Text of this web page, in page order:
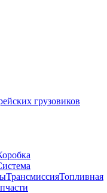
грузовиков
ТрансмиссияТопливная